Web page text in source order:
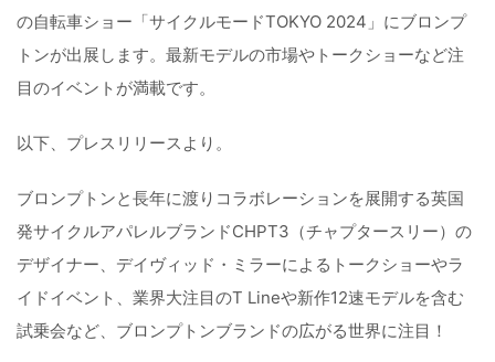
の自転車ショー「サイクルモードTOKYO 2024」にブロンプ
トンが出展します。最新モデルの市場やトークショーなど注
目のイベントが満載です。
以下、プレスリリースより。
ブロンプトンと長年に渡りコラボレーションを展開する英国
発サイクルアパレルブランドCHPT3（チャプタースリー）の
デザイナー、デイヴィッド・ミラーによるトークショーやラ
イドイベント、業界大注目のT Lineや新作12速モデルを含む
試乗会など、ブロンプトンブランドの広がる世界に注目！